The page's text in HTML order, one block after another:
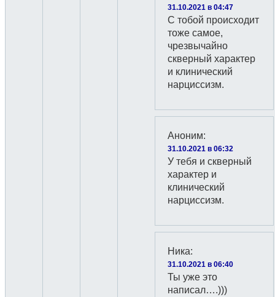
31.10.2021 в 04:47
С тобой происходит
тоже самое,
чрезвычайно
скверный характер
и клинический
нарциссизм.
Аноним:
31.10.2021 в 06:32
У тебя и скверный
характер и
клинический
нарциссизм.
Ника:
31.10.2021 в 06:40
Ты уже это
написал….)))